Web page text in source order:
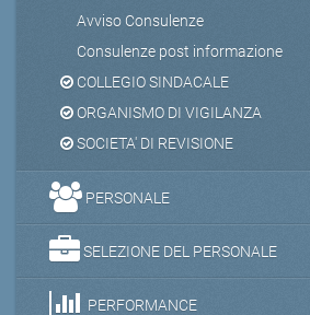
Avviso Consulenze
Consulenze post informazione
COLLEGIO SINDACALE
ORGANISMO DI VIGILANZA
SOCIETA' DI REVISIONE
PERSONALE
SELEZIONE DEL PERSONALE
PERFORMANCE